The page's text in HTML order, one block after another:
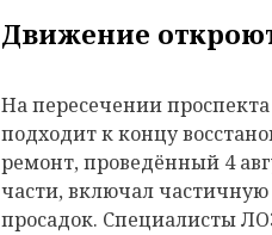
Движение
На пересечении
подходит к концу
ремонт, проведённый 4
части, включал частичную
просадок. Специалисты